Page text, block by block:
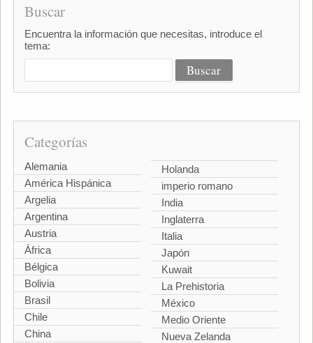
Buscar
Encuentra la información que necesitas, introduce el
tema:
Categorías
Alemania
América Hispánica
Argelia
Argentina
Austria
África
Bélgica
Bolivia
Brasil
Chile
China
Holanda
imperio romano
India
Inglaterra
Italia
Japón
Kuwait
La Prehistoria
México
Medio Oriente
Nueva Zelanda